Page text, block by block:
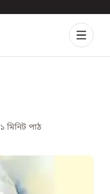
১ মিনিট পাঠ